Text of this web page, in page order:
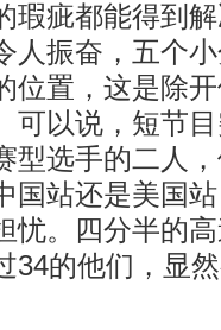
瑕疵都能得到
人振奋，五个
位置，这是除
可以说，短节
型选手的二人
国站还是美国
忧。四分半的
34的他们，显